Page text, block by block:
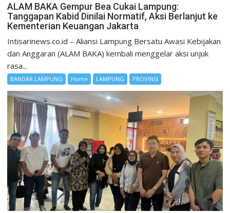
ALAM BAKA Gempur Bea Cukai Lampung:
Tanggapan Kabid Dinilai Normatif, Aksi Berlanjut ke
Kementerian Keuangan Jakarta
Intisarinews.co.id – Aliansi Lampung Bersatu Awasi Kebijakan
dan Anggaran (ALAM BAKA) kembali menggelar aksi unjuk
rasa...
BANDAR LAMPUNG Home LAMPUNG PROVINSI